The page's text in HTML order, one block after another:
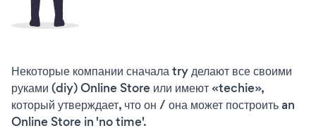
Некоторые компании сначала try делают все своими
руками (diy) Online Store или имеют «techie»,
который утверждает, что он / она может построить an
Online Store in 'no time'.